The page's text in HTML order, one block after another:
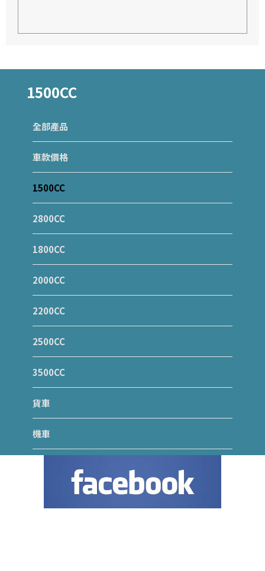
1500CC
全部產品
車款價格
1500CC
2800CC
1800CC
2000CC
2200CC
2500CC
3500CC
貨車
機車